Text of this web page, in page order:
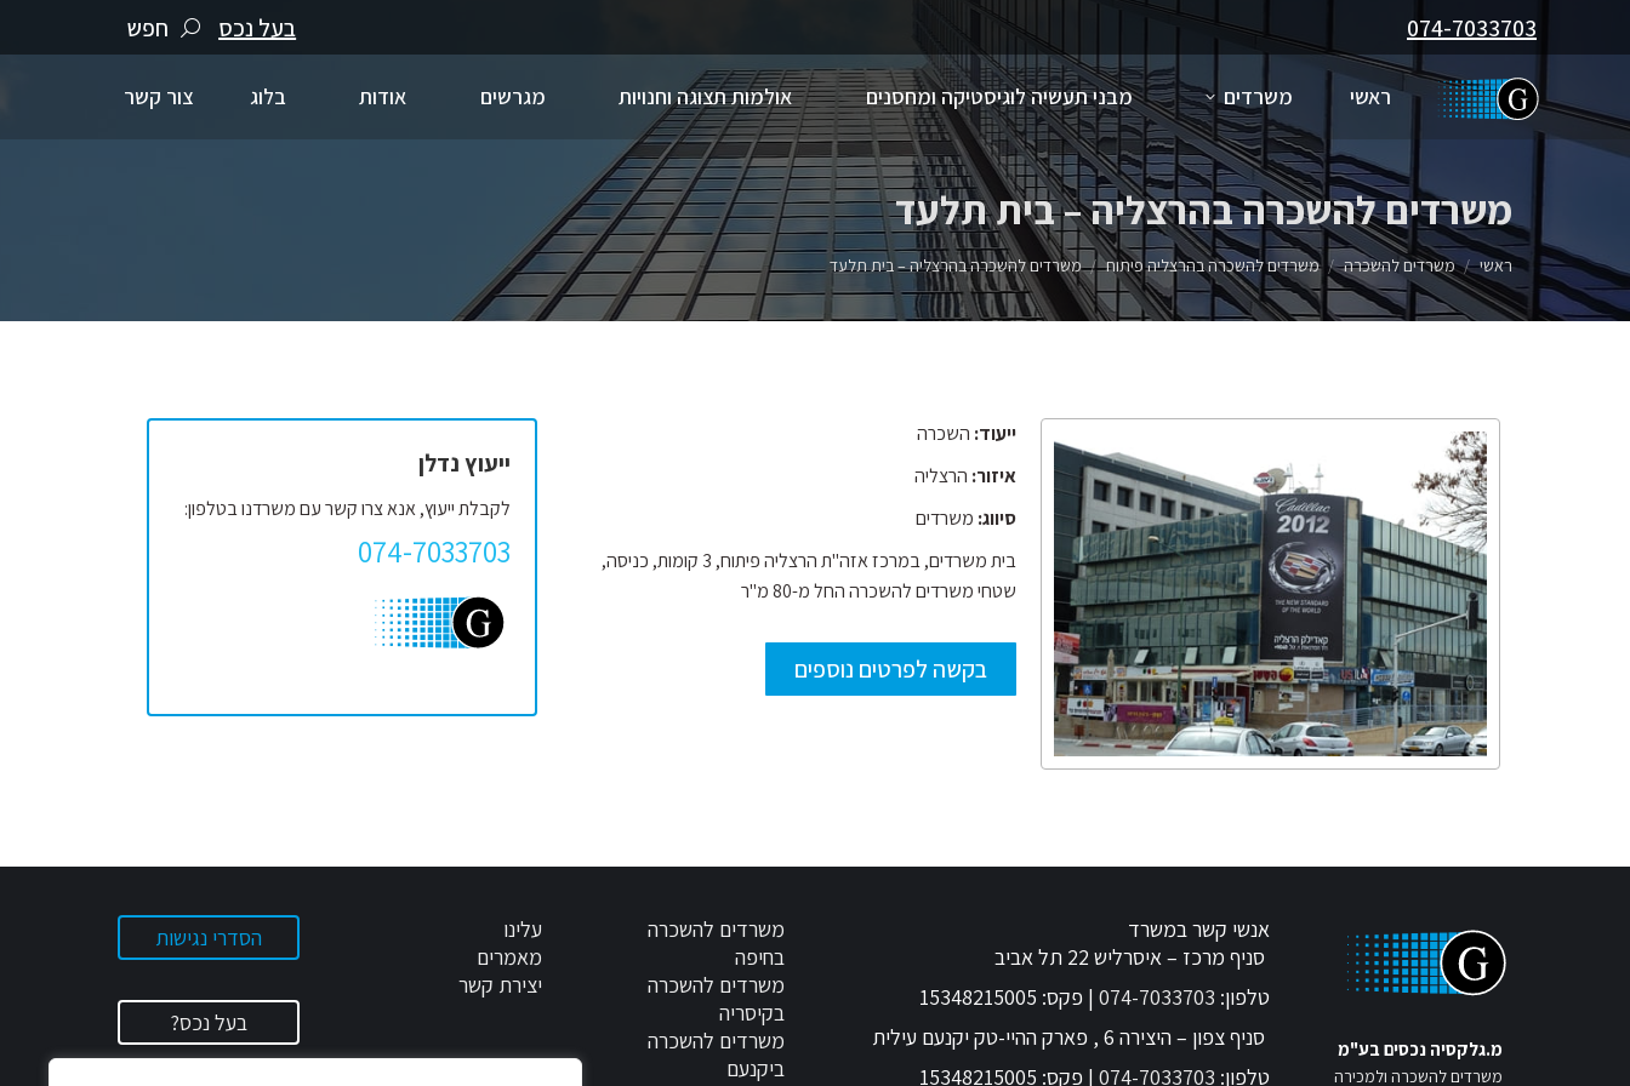
074-7033703 בעל נכס חפש
ראשי משרדים מבני תעשיה לוגיסטיקה ומחסנים אולמות תצוגה וחנויות מגרשים אודות בלוג צור קשר
משרדים להשכרה בהרצליה – בית תלעד
You are here:
ראשי משרדים להשכרה משרדים להשכרה בהרצליה פיתוח משרדים להשכרה בהרצליה – בית תלעד
ייעוד: השכרה
איזור: הרצליה
סיווג: משרדים
בית משרדים, במרכז אזה"ת הרצליה פיתוח, 3 קומות, כניסה,
שטחי משרדים להשכרה החל מ-80 מ"ר
בקשה לפרטים נוספים
ייעוץ נדלן
לקבלת ייעוץ, אנא צרו קשר עם משרדנו בטלפון:
074-7033703
מ.גלקסיה נכסים בע"מ
משרדים להשכרה ולמכירה
אנשי קשר במשרד
סניף מרכז – איסרליש 22 תל אביב
טלפון: 074-7033703 | פקס: 15348215005
סניף צפון – היצירה 6 , פארק ההיי-טק יקנעם עילית
טלפון: 074-7033703 | פקס: 15348215005
משרדים להשכרה
בחיפה
משרדים להשכרה
בקיסריה
משרדים להשכרה
ביקנעם
עלינו
מאמרים
יצירת קשר
הסדרי נגישות
בעל נכס?